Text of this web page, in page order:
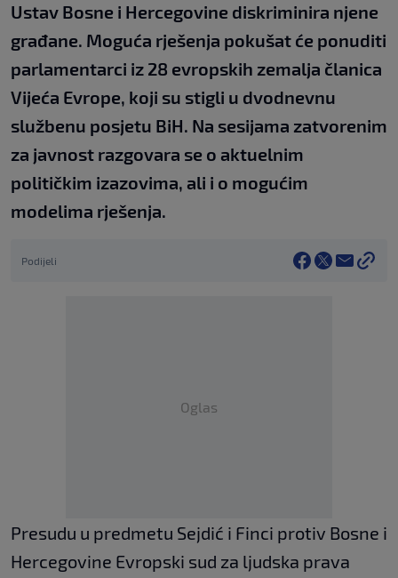
Ustav Bosne i Hercegovine diskriminira njene
građane. Moguća rješenja pokušat će ponuditi
parlamentarci iz 28 evropskih zemalja članica
Vijeća Evrope, koji su stigli u dvodnevnu
službenu posjetu BiH. Na sesijama zatvorenim
za javnost razgovara se o aktuelnim
političkim izazovima, ali i o mogućim
modelima rješenja.
Podijeli
Oglas
Presudu u predmetu Sejdić i Finci protiv Bosne i
Hercegovine Evropski sud za ljudska prava